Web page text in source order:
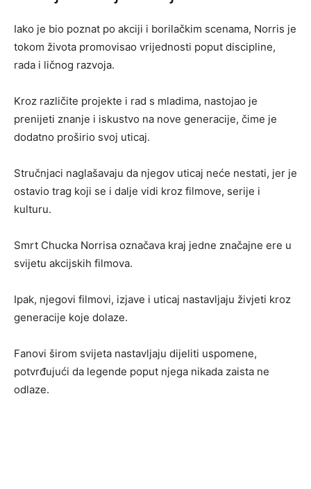
Iako je bio poznat po akciji i borilačkim scenama, Norris je
tokom života promovisao vrijednosti poput discipline,
rada i ličnog razvoja.
Kroz različite projekte i rad s mladima, nastojao je
prenijeti znanje i iskustvo na nove generacije, čime je
dodatno proširio svoj uticaj.
Stručnjaci naglašavaju da njegov uticaj neće nestati, jer je
ostavio trag koji se i dalje vidi kroz filmove, serije i
kulturu.
Smrt Chucka Norrisa označava kraj jedne značajne ere u
svijetu akcijskih filmova.
Ipak, njegovi filmovi, izjave i uticaj nastavljaju živjeti kroz
generacije koje dolaze.
Fanovi širom svijeta nastavljaju dijeliti uspomene,
potvrđujući da legende poput njega nikada zaista ne
odlaze.